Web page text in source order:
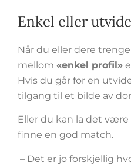
Enkel eller
Når du eller dere
mellom «enkel profil»
Hvis du går for en
tilgang til et bilde av
Eller du kan la det
finne en god match.
– Det er jo forskjellig